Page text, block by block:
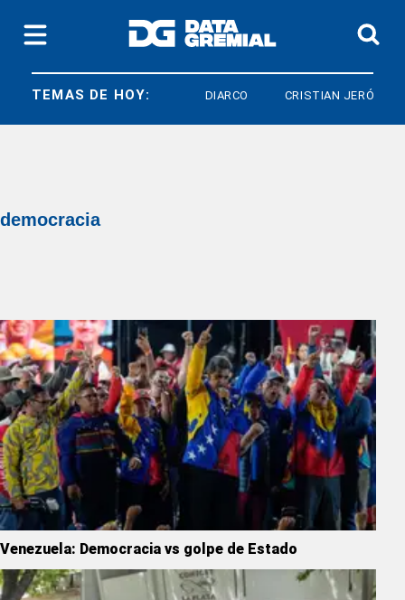
TEMAS DE HOY: DIARCO CRISTIAN JERÓNIMO
democracia
Venezuela: Democracia vs golpe de Estado